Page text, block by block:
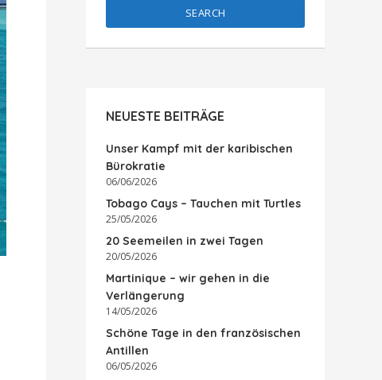
SEARCH
NEUESTE BEITRÄGE
Unser Kampf mit der karibischen
Bürokratie
06/06/2026
Tobago Cays – Tauchen mit Turtles
25/05/2026
20 Seemeilen in zwei Tagen
20/05/2026
Martinique – wir gehen in die
Verlängerung
14/05/2026
Schöne Tage in den französischen
Antillen
06/05/2026